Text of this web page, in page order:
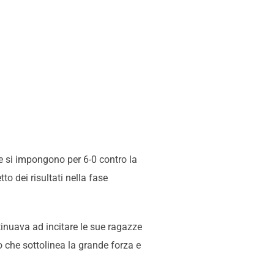
si impongono per 6-0 contro la
dei risultati nella fase
ad incitare le sue ragazze
che sottolinea la grande forza e